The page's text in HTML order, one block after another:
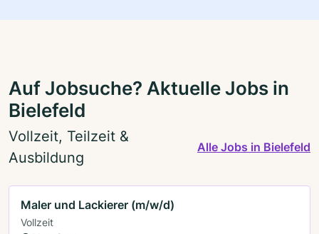
Auf Jobsuche? Aktuelle Jobs in
Bielefeld
Vollzeit, Teilzeit &
Ausbildung
Alle Jobs in Bielefeld
Maler und Lackierer (m/w/d)
Vollzeit